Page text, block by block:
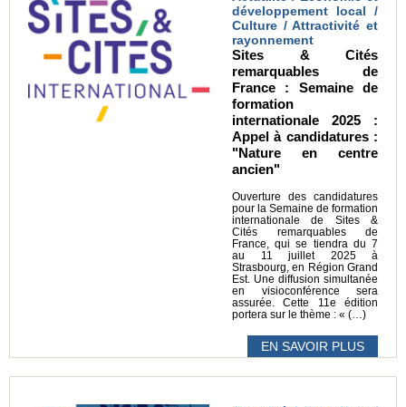
développement local /
Culture / Attractivité et
rayonnement
Sites & Cités
remarquables de
France : Semaine de
formation
internationale 2025 :
Appel à candidatures :
"Nature en centre
ancien"
Ouverture des candidatures
pour la Semaine de formation
internationale de Sites &
Cités remarquables de
France, qui se tiendra du 7
au 11 juillet 2025 à
Strasbourg, en Région Grand
Est. Une diffusion simultanée
en visioconférence sera
assurée. Cette 11e édition
portera sur le thème : « (…)
EN SAVOIR PLUS